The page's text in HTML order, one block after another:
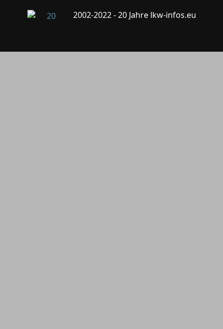
2002-2022 - 20 Jahre lkw-infos.eu